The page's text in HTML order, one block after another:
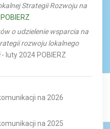
Strategii Rozwoju na
POBIERZ
o udzielenie wsparcia na
rozwoju lokalnego
- luty 2024POBIERZ
na 2026
na 2025